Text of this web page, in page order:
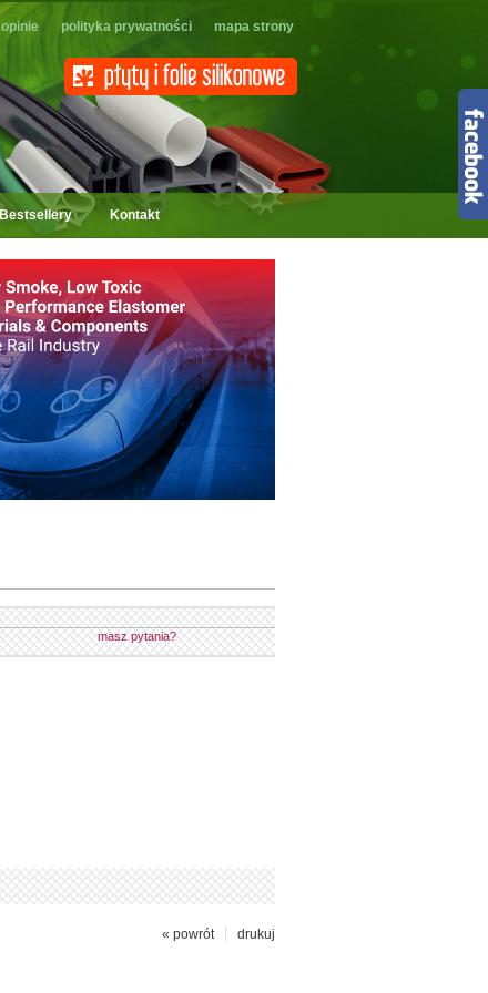
opinie polityka prywatności mapa strony
Bestsellery Kontakt
masz pytania?
drukuj
« powrót